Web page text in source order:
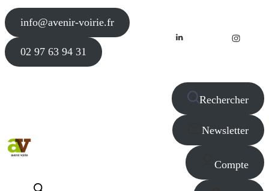
info@avenir-voirie.fr
02 97 63 94 31
Rechercher
Newsletter
Compte